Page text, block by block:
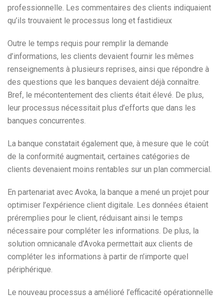
professionnelle. Les commentaires des clients indiquaient
qu’ils trouvaient le processus long et fastidieux
Outre le temps requis pour remplir la demande
d’informations, les clients devaient fournir les mêmes
renseignements à plusieurs reprises, ainsi que répondre à
des questions que les banques devaient déjà connaître.
Bref, le mécontentement des clients était élevé. De plus,
leur processus nécessitait plus d’efforts que dans les
banques concurrentes.
La banque constatait également que, à mesure que le coût
de la conformité augmentait, certaines catégories de
clients devenaient moins rentables sur un plan commercial.
En partenariat avec Avoka, la banque a mené un projet pour
optimiser l’expérience client digitale. Les données étaient
préremplies pour le client, réduisant ainsi le temps
nécessaire pour compléter les informations. De plus, la
solution omnicanale d’Avoka permettait aux clients de
compléter les informations à partir de n’importe quel
périphérique.
Le nouveau processus a amélioré l’efficacité opérationnelle